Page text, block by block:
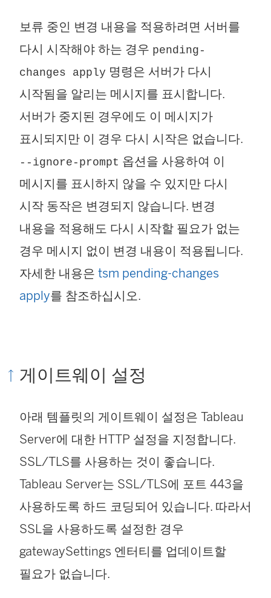
보류 중인 변경 내용을 적용하려면 서버를
다시 시작해야 하는 경우 pending-
changes apply 명령은 서버가 다시
시작됨을 알리는 메시지를 표시합니다.
서버가 중지된 경우에도 이 메시지가
표시되지만 이 경우 다시 시작은 없습니다.
--ignore-prompt 옵션을 사용하여 이
메시지를 표시하지 않을 수 있지만 다시
시작 동작은 변경되지 않습니다. 변경
내용을 적용해도 다시 시작할 필요가 없는
경우 메시지 없이 변경 내용이 적용됩니다.
자세한 내용은 tsm pending-changes
apply를 참조하십시오.
게이트웨이 설정
아래 템플릿의 게이트웨이 설정은 Tableau
Server에 대한 HTTP 설정을 지정합니다.
SSL/TLS를 사용하는 것이 좋습니다.
Tableau Server는 SSL/TLS에 포트 443을
사용하도록 하드 코딩되어 있습니다. 따라서
SSL을 사용하도록 설정한 경우
gatewaySettings 엔터티를 업데이트할
필요가 없습니다.